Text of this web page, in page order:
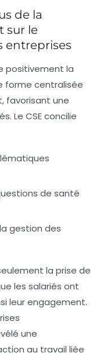
de la
sur le
entreprises
positivement la
forme centralisée
favorisant une
Le CSE concilie
de santé
gestion des
la prise de
les salariés ont
leur engagement.
une
au travail liée